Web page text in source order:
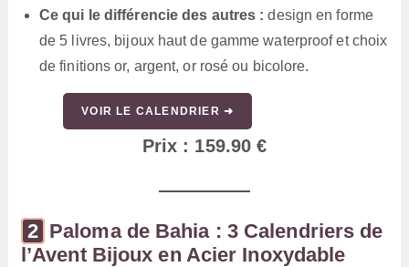
Ce qui le différencie des autres : design en forme
de 5 livres, bijoux haut de gamme waterproof et choix
de finitions or, argent, or rosé ou bicolore.
VOIR LE CALENDRIER ➜
Prix : 159.90 €
Paloma de Bahia : 3 Calendriers de
l’Avent Bijoux en Acier Inoxydable